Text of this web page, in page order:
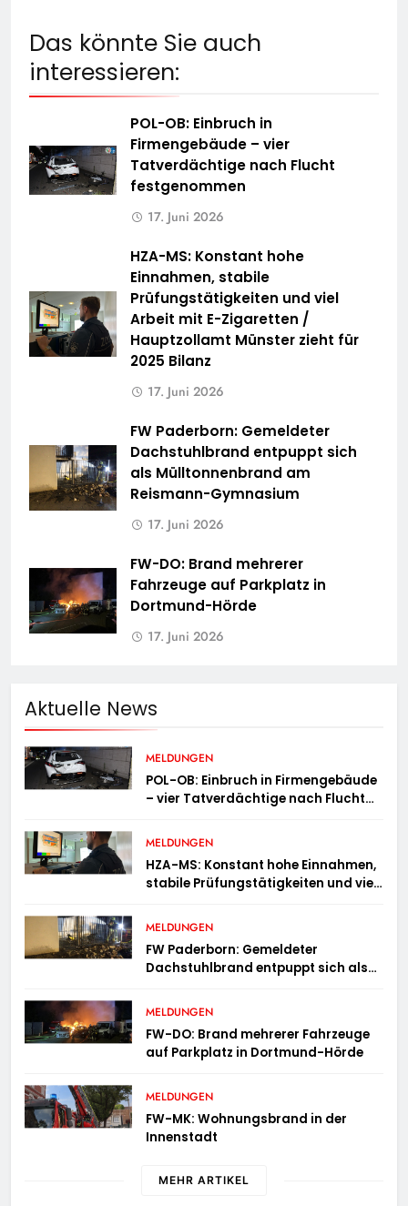
Das könnte Sie auch
interessieren:
POL-OB: Einbruch in
Firmengebäude – vier
Tatverdächtige nach Flucht
festgenommen
17. Juni 2026
HZA-MS: Konstant hohe
Einnahmen, stabile
Prüfungstätigkeiten und viel
Arbeit mit E-Zigaretten /
Hauptzollamt Münster zieht für
2025 Bilanz
17. Juni 2026
FW Paderborn: Gemeldeter
Dachstuhlbrand entpuppt sich
als Mülltonnenbrand am
Reismann-Gymnasium
17. Juni 2026
FW-DO: Brand mehrerer
Fahrzeuge auf Parkplatz in
Dortmund-Hörde
17. Juni 2026
Aktuelle News
MELDUNGEN
POL-OB: Einbruch in Firmengebäude
– vier Tatverdächtige nach Flucht
MELDUNGEN
HZA-MS: Konstant hohe Einnahmen,
stabile Prüfungstätigkeiten und viel
Hauptzollamt Münster zieht für 2025
MELDUNGEN
FW Paderborn: Gemeldeter
Dachstuhlbrand entpuppt sich als
Gymnasium
MELDUNGEN
FW-DO: Brand mehrerer Fahrzeuge
auf Parkplatz in Dortmund-Hörde
MELDUNGEN
FW-MK: Wohnungsbrand in der
Innenstadt
MEHR ARTIKEL